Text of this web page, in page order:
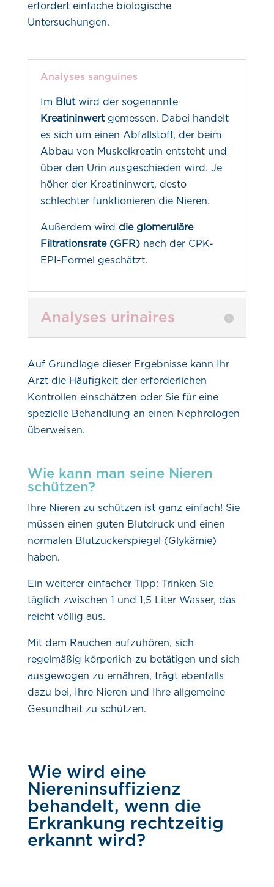
erfordert einfache biologische
Untersuchungen.
Analyses sanguines
Im Blutwird der sogenannte
Kreatininwertgemessen. Dabei handelt
es sich um einen Abfallstoff, der beim
Abbau von Muskelkreatin entsteht und
über den Urin ausgeschieden wird. Je
höher der Kreatininwert, desto
schlechter funktionieren die Nieren.
Außerdem wird die glomeruläre
Filtrationsrate (GFR)nach der CPK-
EPI-Formel geschätzt.
Analyses urinaires
Auf Grundlage dieser Ergebnisse kann Ihr
Arzt die Häufigkeit der erforderlichen
Kontrollen einschätzen oder Sie für eine
spezielle Behandlung an einen Nephrologen
überweisen.
Wie kann man seine Nieren
schützen?
Ihre Nieren zu schützen ist ganz einfach! Sie
müssen einen guten Blutdruck und einen
normalen Blutzuckerspiegel (Glykämie)
haben.
Ein weiterer einfacher Tipp: Trinken Sie
täglich zwischen 1 und 1,5 Liter Wasser, das
reicht völlig aus.
Mit dem Rauchen aufzuhören, sich
regelmäßig körperlich zu betätigen und sich
ausgewogen zu ernähren, trägt ebenfalls
dazu bei, Ihre Nieren und Ihre allgemeine
Gesundheit zu schützen.
Wie wird eine
Niereninsuffizienz
behandelt, wenn die
Erkrankung rechtzeitig
erkannt wird?